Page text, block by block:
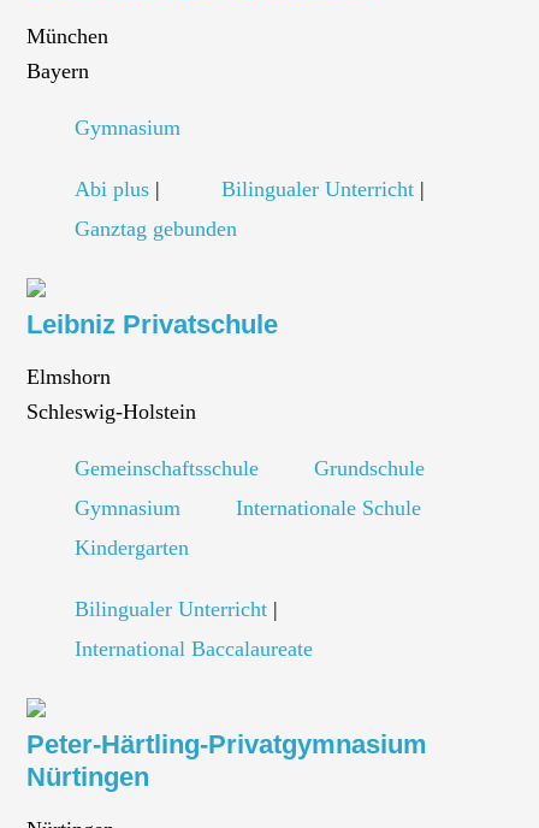
München
Bayern
Gymnasium
Abi plus | Bilingualer Unterricht |
Ganztag gebunden
Leibniz Privatschule
Elmshorn
Schleswig-Holstein
Gemeinschaftsschule
Grundschule
Gymnasium
Internationale Schule
Kindergarten
Bilingualer Unterricht |
International Baccalaureate
Peter-Härtling-Privatgymnasium
Nürtingen